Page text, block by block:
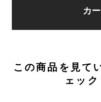
カ
この商品を見て
ェッ